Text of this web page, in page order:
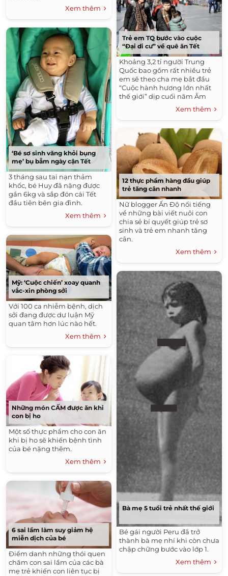
Xem thêm
‘Bé sơ sinh văng khỏi bụng
mẹ’ bụ bẫm ngày cận Tết
3 tháng sau tai nạn thảm
khốc, bé Huy đã nặng được
gần 6kg và sắp đón cái Tết
đầu tiên bên gia đình.
Xem thêm
Mỹ: ‘Cuộc chiến’ xoay quanh
vắc-xin phòng sởi
Với 100 ca nhiễm bệnh, dịch
sởi đang được dư luận Mỹ
quan tâm hơn lúc nào hết.
Xem thêm
Những món CẤM được ăn khi
con bị ho
Một số thực phẩm cho con ăn
khi bị ho sẽ khiến bệnh tình
của bé nặng thêm.
Xem thêm
6 sai lầm làm suy giảm hệ
miễn dịch của bé
Điểm danh những thói quen
chăm con sai lầm của các bà
mẹ trẻ khiến con liên tục bị
Trẻ em TQ bước vào cuộc
“Đại di cư” về quê ăn Tết
Khoảng 3,2 tỉ người Trung
Quốc bao gồm rất nhiều trẻ
em sẽ theo cha mẹ bắt đầu
“Cuộc hành hương lớn nhất
thế giới” dịp cuối năm Âm
Xem thêm
12 thực phẩm hàng đầu giúp
trẻ tăng cân nhanh
Nữ blogger Ấn Độ nổi tiếng
về những bài viết nuôi con
chia sẻ bí quyết giúp trẻ sơ
sinh và trẻ em nhanh tăng
cân.
Xem thêm
Bà mẹ 5 tuổi trẻ nhất thế giới
Bé gái người Peru đã trở
thành bà mẹ nhí khi còn chưa
chập chững bước vào lớp 1.
Xem thêm